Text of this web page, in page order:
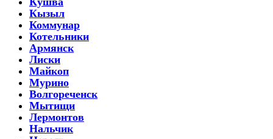
Кызыл
Коммунар
Котельники
Армянск
Лиски
Майкоп
Мурино
Волгореченск
Мытищи
Лермонтов
Нальчик